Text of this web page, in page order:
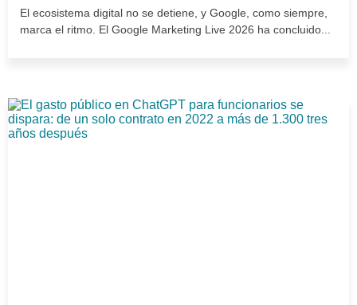
El ecosistema digital no se detiene, y Google, como siempre,
marca el ritmo. El Google Marketing Live 2026 ha concluido...